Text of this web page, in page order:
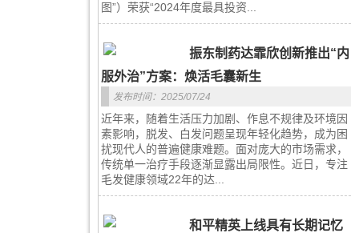
图”）荣获“2024年度最具投资...
振东制药达霏欣创新推出“内
服外治”方案：焕活毛囊新生
发布时间：2025/07/24
近年来，随着生活压力加剧、作息不规律及环境因
素影响，脱发、白发问题呈现年轻化趋势，成为困
扰现代人的普遍健康难题。面对庞大的市场需求，
传统单一治疗手段逐渐显露出局限性。近日，专注
毛发健康领域22年的达...
和平精英上线具有长期记忆